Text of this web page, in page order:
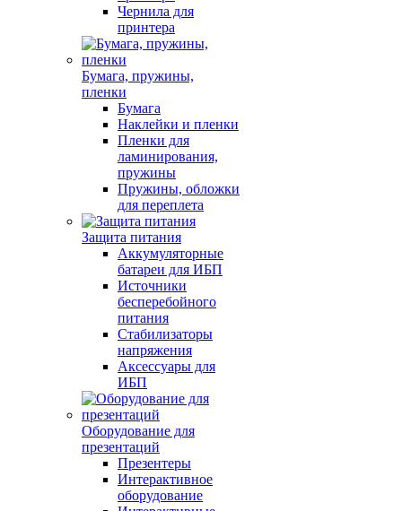
Чернила для
принтера
Бумага, пружины,
пленки
Бумага
Наклейки и пленки
Пленки для
ламинирования,
пружины
Пружины, обложки
для переплета
Защита питания
Аккумуляторные
батареи для ИБП
Источники
бесперебойного
питания
Стабилизаторы
напряжения
Аксессуары для
ИБП
Оборудование для
презентаций
Презентеры
Интерактивное
оборудование